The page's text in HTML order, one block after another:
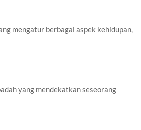
mengatur berbagai aspek kehidupan,
yang mendekatkan seseorang